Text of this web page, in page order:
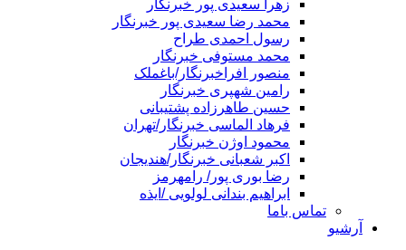
زهرا سعیدی پور خبرنگار
محمد رضا سعیدی پور خبرنگار
رسول احمدی طراح
محمد مستوفی خبرنگار
منصور افراخبرنگار/باغملک
رامین شهپری خبرنگار
حسین طاهرزاده پشتیبانی
فرهاد الماسی خبرنگار/تهران
محمود اوژن خبرنگار
اکبر شعبانی خبرنگار/هندیجان
رضا بوری پور/ رامهرمز
ابراهیم بندانی لولویی /ایذه
تماس باما
آرشیو